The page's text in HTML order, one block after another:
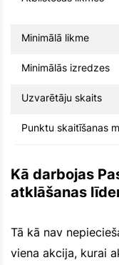
Minimālā likme
Minimālās izredzes
Uzvarētāju skaits
Punktu skaitīšanas
Kā darbojas
atklāšanas
Tā kā nav
viena akcija, kurai